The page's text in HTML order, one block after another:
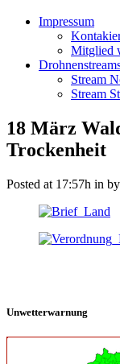
Impressum
Mitglied
Stream
Stream
18 März
Trockenheit
Posted at 17:57h in by
Unwetterwarnung